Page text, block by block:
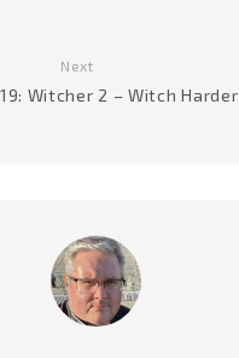
Next
Witcher 2 – Witch Harder